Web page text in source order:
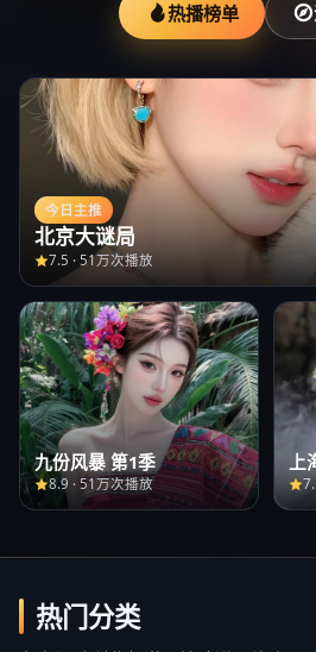
热播榜单
今日主推
北京大谜局
7.5 · 51万次播放
九份风暴 第1季
8.9 · 51万次播放
上
热门分类